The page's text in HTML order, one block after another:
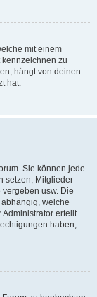
mit einem
zu
hängt von deinen
hat.
Sie können jede
setzen, Mitglieder
usw. Die
welche
erteilt
haben,